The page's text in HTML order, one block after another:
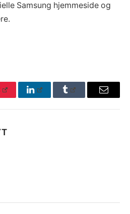
Samsung hjemmeside og
LinkedInTumblr Email